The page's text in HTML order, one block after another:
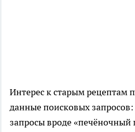
Интерес к старым рецептам
данные поисковых
запросы вроде «печёночный